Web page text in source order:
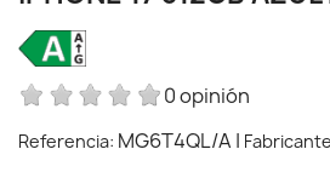
0 opinión
Referencia: MG6T4QL/A |